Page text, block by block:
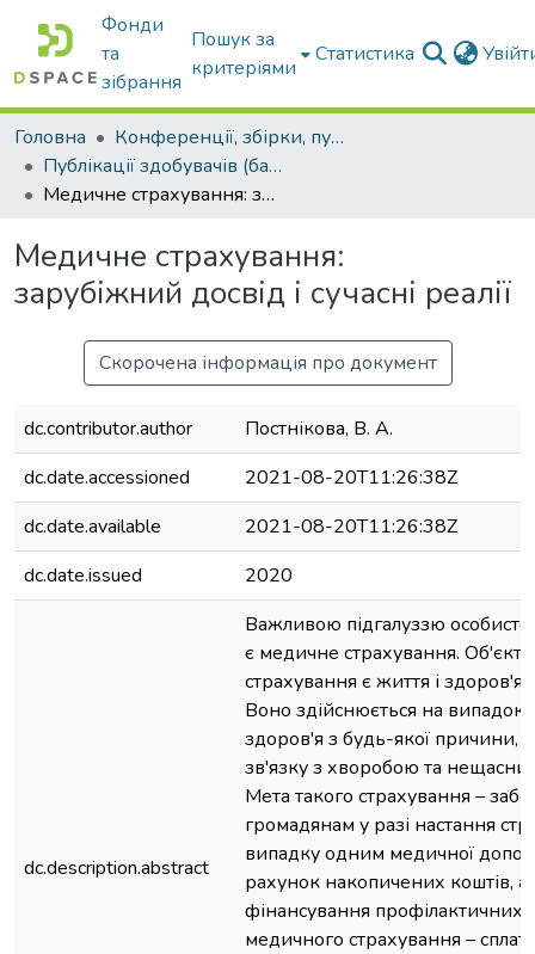
Фонди
та
зібрання
Пошук за
критеріями
Статистика
Головна
Конференції, збірки, публікації молодих вчених і здобувачів : магістрів, бакалаврів, аспірантів.
Публікації здобувачів (бакалаврів. магістрів, аспірантів)
Медичне страхування: зарубіжний досвід і сучасні реалії
Медичне страхування:
зарубіжний досвід і сучасні реалії
Скорочена інформація про документ
dc.contributor.author
Постнікова, В. А.
dc.date.accessioned
2021-08-20T11:26:38Z
dc.date.available
2021-08-20T11:26:38Z
dc.date.issued
2020
dc.description.abstract
Важливою підгалуззю
є медичне страхування.
страхування є життя і здоров'я
Воно здійснюється на випадок
здоров'я з будь-якої причини, в
зв'язку з хворобою та
Мета такого страхування –
громадянам у разі настання
випадку одним медичної
рахунок накопичених коштів,
фінансування профілактичних
медичного страхування –